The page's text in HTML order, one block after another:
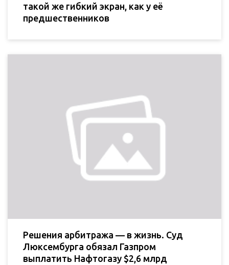
такой же гибкий экран, как у её
предшественников
Решения арбитража — в жизнь. Суд
Люксембурга обязал Газпром
выплатить Нафтогазу $2,6 млрд